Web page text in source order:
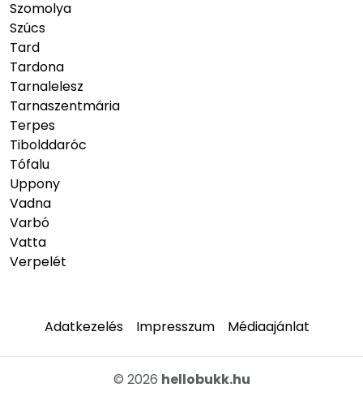
Szomolya
Szúcs
Tard
Tardona
Tarnalelesz
Tarnaszentmária
Terpes
Tibolddaróc
Tófalu
Uppony
Vadna
Varbó
Vatta
Verpelét
Adatkezelés Impresszum Médiaajánlat
© 2026 hellobukk.hu